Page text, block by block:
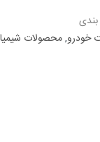
خودرو,محصولات